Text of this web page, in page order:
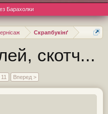
Скрапбукінґ
скотч...
11 Вперед >
Барахолки